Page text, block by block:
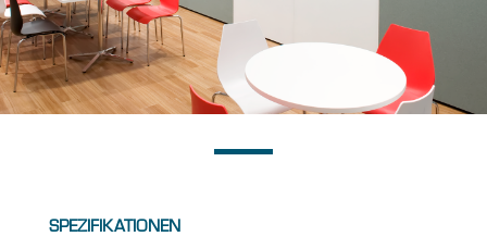
SPEZIFIKATIONEN